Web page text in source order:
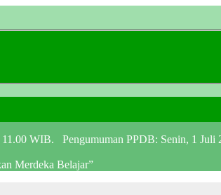
WIB. Pengumuman PPDB: Senin, 1 Juli
Merdeka Belajar”